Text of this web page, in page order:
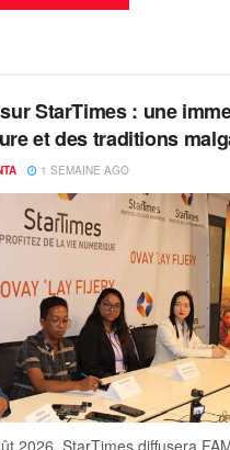
StarTimes : une
et des traditions
1 SEMAINE AGO
2026, StarTimes diffusera